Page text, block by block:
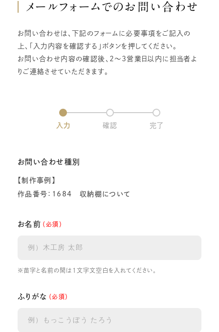
メールフォームでのお問い合わせ
お問い合わせは、下記のフォームに必要事項をご記入の
上、「入力内容を確認する」ボタンを押してください。
お問い合わせ内容の確認後、2～3営業日以内に担当者よ
りご連絡させていただきます。
入力 確認 完了
お問い合わせ種別
【制作事例】
作品番号：1684 収納棚について
お名前 （必須）
※苗字と名前の間は1文字文空白を入れてください。
ふりがな （必須）